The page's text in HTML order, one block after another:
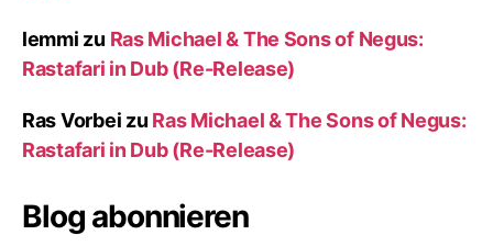
lemmi zu Ras Michael & The Sons of Negus:
Rastafari in Dub (Re-Release)
Ras Vorbei zu Ras Michael & The Sons of Negus:
Rastafari in Dub (Re-Release)
Blog abonnieren